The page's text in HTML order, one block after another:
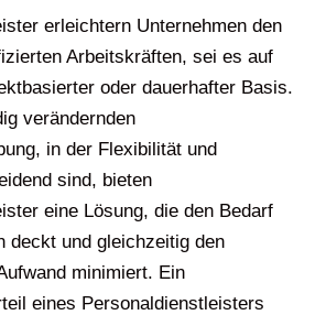
erleichtern Unternehmen den
Arbeitskräften, sei es auf
oder dauerhafter Basis.
verändernden
in der Flexibilität und
sind, bieten
eine Lösung, die den Bedarf
deckt und gleichzeitig den
minimiert. Ein
eines Personaldienstleisters